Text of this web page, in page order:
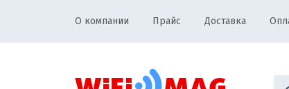
О компании Прайс Доставка